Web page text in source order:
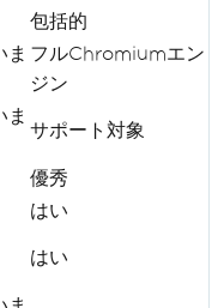
包括的
ま フルChromiumエン
ジン
ま
サポート対象
優秀
はい
はい